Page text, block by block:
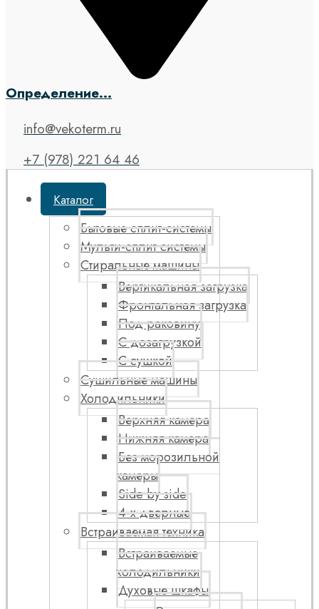
Определение...
info@vekoterm.ru
+7 (978) 221 64 46
Каталог
Бытовые сплит-системы
Мульти-сплит системы
Стиральные машины
Вертикальная загрузка
Фронтальная загрузка
Под раковину
С дозагрузкой
С сушкой
Сушильные машины
Холодильники
Верхняя камера
Нижняя камера
Без морозильной
камеры
Side by side
4-х дверные
Встраиваемая техника
Встраиваемые
холодильники
Духовые шкафы